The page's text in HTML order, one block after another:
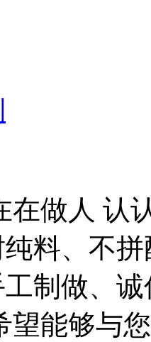
在做人 认
料、不拼
制做、
望能够与